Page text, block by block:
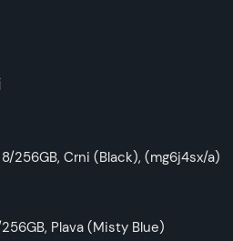
256GB, Crni (Black), (mg6j4sx/a)
Plava (Misty Blue)